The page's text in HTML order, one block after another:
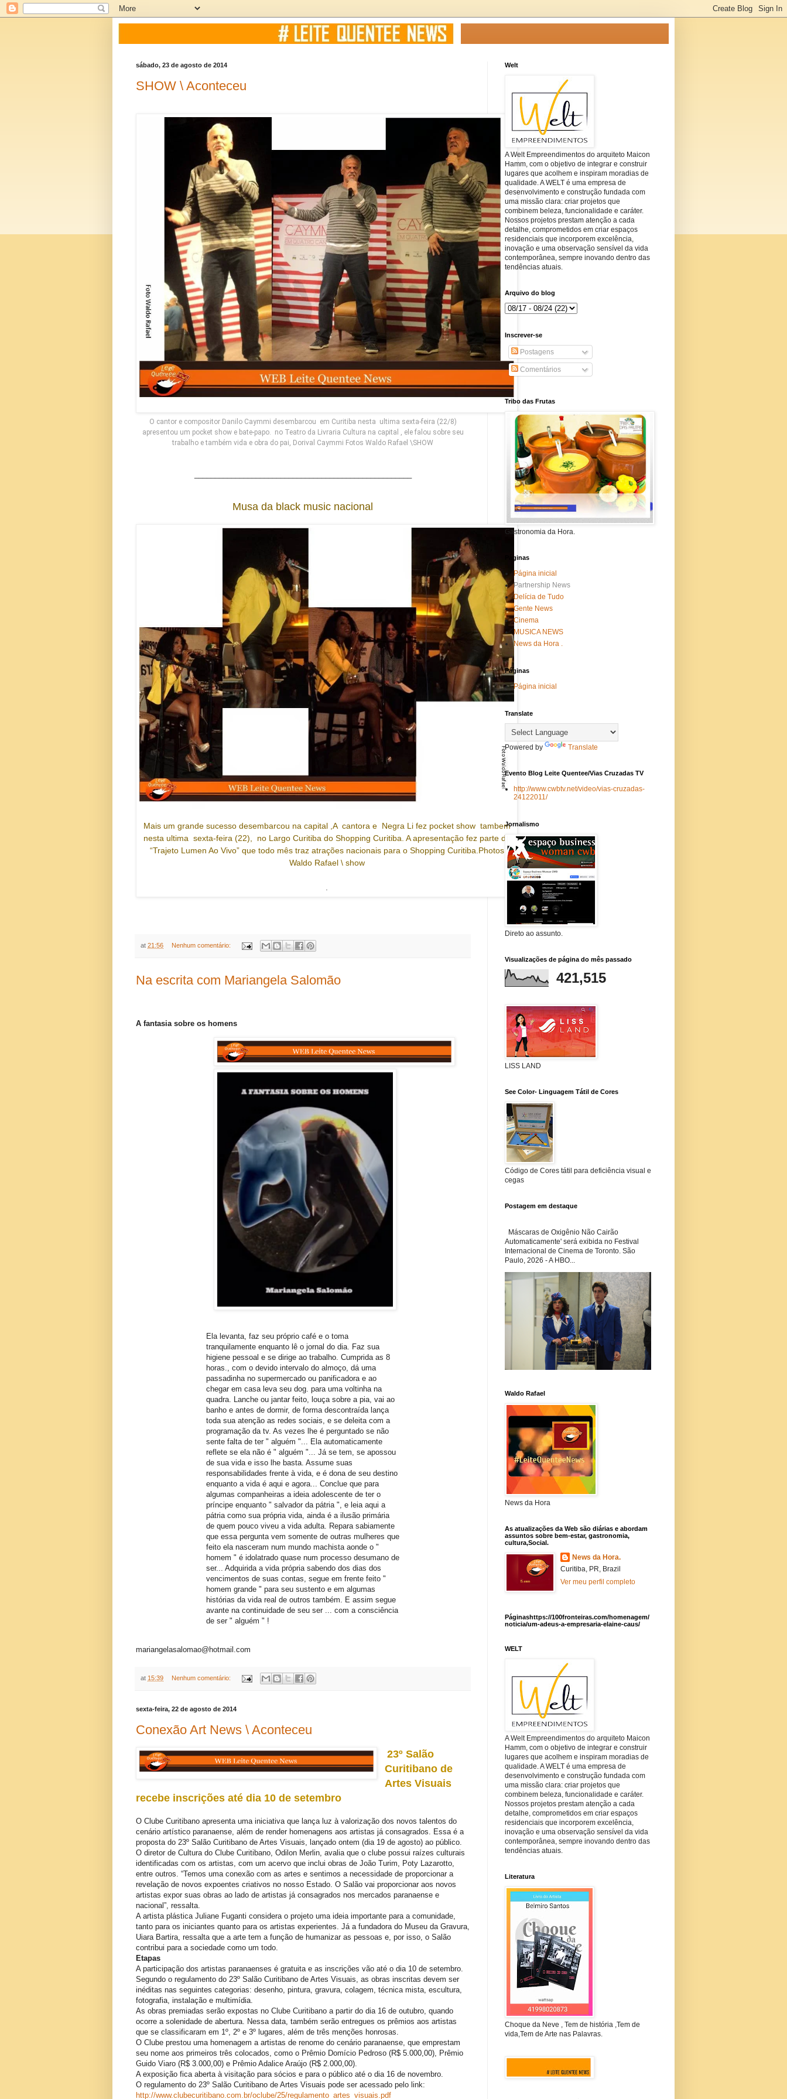
sábado, 23 de agosto de 2014
SHOW \ Aconteceu
O cantor e compositor Danilo Caymmi desembarcou em Curitiba nesta ultima sexta-feira (22/8)
apresentou um pocket show e bate-papo. no Teatro da Livraria Cultura na capital , ele falou sobre seu
trabalho e também vida e obra do pai, Dorival Caymmi Fotos Waldo Rafael \SHOW
Musa da black music nacional
Mais um grande sucesso desembarcou na capital ,A cantora e Negra Li fez pocket show tambem
nesta ultima sexta-feira (22), no Largo Curitiba do Shopping Curitiba. A apresentação fez parte do
“Trajeto Lumen Ao Vivo” que todo mês traz atrações nacionais para o Shopping Curitiba.Photos
Waldo Rafael \ show
.
at 21:56 Nenhum comentário:
Na escrita com Mariangela Salomão
A fantasia sobre os homens
Ela levanta, faz seu próprio café e o toma
tranquilamente enquanto lê o jornal do dia. Faz sua
higiene pessoal e se dirige ao trabalho. Cumprida as 8
horas., com o devido intervalo do almoço, dá uma
passadinha no supermercado ou panificadora e ao
chegar em casa leva seu dog. para uma voltinha na
quadra. Lanche ou jantar feito, louça sobre a pia, vai ao
banho e antes de dormir, de forma descontraída lança
toda sua atenção as redes sociais, e se deleita com a
programação da tv. As vezes lhe é perguntado se não
sente falta de ter " alguém "... Ela automaticamente
reflete se ela não é " alguém "... Já se tem, se apossou
de sua vida e isso lhe basta. Assume suas
responsabilidades frente à vida, e é dona de seu destino
enquanto a vida é aqui e agora... Conclue que para
algumas companheiras a ideia adolescente de ter o
príncipe enquanto " salvador da pátria ", e leia aqui a
pátria como sua própria vida, ainda é a ilusão primária
de quem pouco viveu a vida adulta. Repara sabiamente
que essa pergunta vem somente de outras mulheres que
feito ela nasceram num mundo machista aonde o "
homem " é idolatrado quase num processo desumano de
ser... Adquirida a vida própria sabendo dos dias dos
vencimentos de suas contas, segue em frente feito "
homem grande " para seu sustento e em algumas
histórias da vida real de outros também. E assim segue
avante na continuidade de seu ser ... com a consciência
de ser " alguém " !
mariangelasalomao@hotmail.com
at 15:39 Nenhum comentário:
sexta-feira, 22 de agosto de 2014
Conexão Art News \ Aconteceu
23º Salão
Curitibano de
Artes Visuais
recebe inscrições até dia 10 de setembro
O Clube Curitibano apresenta uma iniciativa que lança luz à valorização dos novos talentos do
cenário artístico paranaense, além de render homenagens aos artistas já consagrados. Essa é a
proposta do 23º Salão Curitibano de Artes Visuais, lançado ontem (dia 19 de agosto) ao público.
O diretor de Cultura do Clube Curitibano, Odilon Merlin, avalia que o clube possui raízes culturais
identificadas com os artistas, com um acervo que inclui obras de João Turim, Poty Lazarotto,
entre outros. “Temos uma conexão com as artes e sentimos a necessidade de proporcionar a
revelação de novos expoentes criativos no nosso Estado. O Salão vai proporcionar aos novos
artistas expor suas obras ao lado de artistas já consagrados nos mercados paranaense e
nacional”, ressalta.
A artista plástica Juliane Fuganti considera o projeto uma ideia importante para a comunidade,
tanto para os iniciantes quanto para os artistas experientes. Já a fundadora do Museu da Gravura,
Uiara Bartira, ressalta que a arte tem a função de humanizar as pessoas e, por isso, o Salão
contribui para a sociedade como um todo.
Etapas
A participação dos artistas paranaenses é gratuita e as inscrições vão até o dia 10 de setembro.
Segundo o regulamento do 23º Salão Curitibano de Artes Visuais, as obras inscritas devem ser
inéditas nas seguintes categorias: desenho, pintura, gravura, colagem, técnica mista, escultura,
fotografia, instalação e multimídia.
As obras premiadas serão expostas no Clube Curitibano a partir do dia 16 de outubro, quando
ocorre a solenidade de abertura. Nessa data, também serão entregues os prêmios aos artistas
que se classificaram em 1º, 2º e 3º lugares, além de três menções honrosas.
O Clube prestou uma homenagem a artistas de renome do cenário paranaense, que emprestam
seu nome aos primeiros três colocados, como o Prêmio Domício Pedroso (R$ 5.000,00), Prêmio
Guido Viaro (R$ 3.000,00) e Prêmio Adalice Araújo (R$ 2.000,00).
A exposição fica aberta à visitação para sócios e para o público até o dia 16 de novembro.
O regulamento do 23º Salão Curitibano de Artes Visuais pode ser acessado pelo link:
http://www.clubecuritibano.com.br/oclube/25/regulamento_artes_visuais.pdf
Welt
A Welt Empreendimentos do arquiteto Maicon
Hamm, com o objetivo de integrar e construir
lugares que acolhem e inspiram moradias de
qualidade. A WELT é uma empresa de
desenvolvimento e construção fundada com
uma missão clara: criar projetos que
combinem beleza, funcionalidade e caráter.
Nossos projetos prestam atenção a cada
detalhe, comprometidos em criar espaços
residenciais que incorporem excelência,
inovação e uma observação sensível da vida
contemporânea, sempre inovando dentro das
tendências atuais.
Arquivo do blog
Inscrever-se
Postagens
Comentários
Tribo das Frutas
Gastronomia da Hora.
Páginas
Página inicial
Partnership News
Delícia de Tudo
Gente News
Cinema
MUSICA NEWS
News da Hora .
Páginas
Página inicial
Translate
Powered by Translate
Evento Blog Leite Quentee/Vias Cruzadas TV
http://www.cwbtv.net/video/vias-cruzadas-
24122011/
Jornalismo
Direto ao assunto.
Visualizações de página do mês passado
421,515
LISS LAND
See Color- Linguagem Tátil de Cores
Código de Cores tátil para deficiência visual e
cegas
Postagem em destaque
Máscaras de Oxigênio Não Cairão
Automaticamente' será exibida no Festival
Internacional de Cinema de Toronto. São
Paulo, 2026 - A HBO...
Waldo Rafael
News da Hora
As atualizações da Web são diárias e abordam
assuntos sobre bem-estar, gastronomia,
cultura,Social.
News da Hora.
Curitiba, PR, Brazil
Ver meu perfil completo
Páginashttps://100fronteiras.com/homenagem/
noticia/um-adeus-a-empresaria-elaine-caus/
WELT
A Welt Empreendimentos do arquiteto Maicon
Hamm, com o objetivo de integrar e construir
lugares que acolhem e inspiram moradias de
qualidade. A WELT é uma empresa de
desenvolvimento e construção fundada com
uma missão clara: criar projetos que
combinem beleza, funcionalidade e caráter.
Nossos projetos prestam atenção a cada
detalhe, comprometidos em criar espaços
residenciais que incorporem excelência,
inovação e uma observação sensível da vida
contemporânea, sempre inovando dentro das
tendências atuais.
Literatura
Choque da Neve , Tem de história ,Tem de
vida,Tem de Arte nas Palavras.